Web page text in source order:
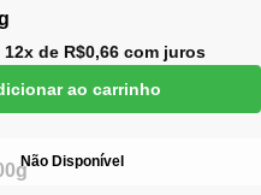
12x de R$0,66com juros
ao carrinho
Não Disponível